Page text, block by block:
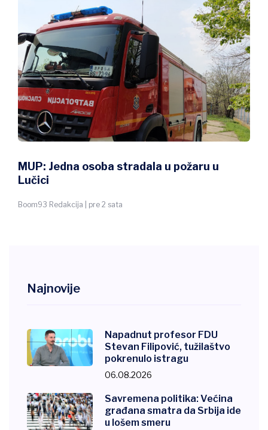
MUP: Jedna osoba stradala u požaru u
Lučici
Boom93 Redakcija | pre 2 sata
Najnovije
Napadnut profesor FDU
Stevan Filipović, tužilaštvo
pokrenulo istragu
06.08.2026
Savremena politika: Većina
građana smatra da Srbija ide
u lošem smeru